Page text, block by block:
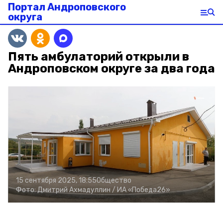
Портал Андроповского
округа
Пять амбулаторий открыли в
Андроповском округе за два года
15 сентября 2025, 18:55Общество
Фото:Дмитрий Ахмадуллин / ИА «Победа26»